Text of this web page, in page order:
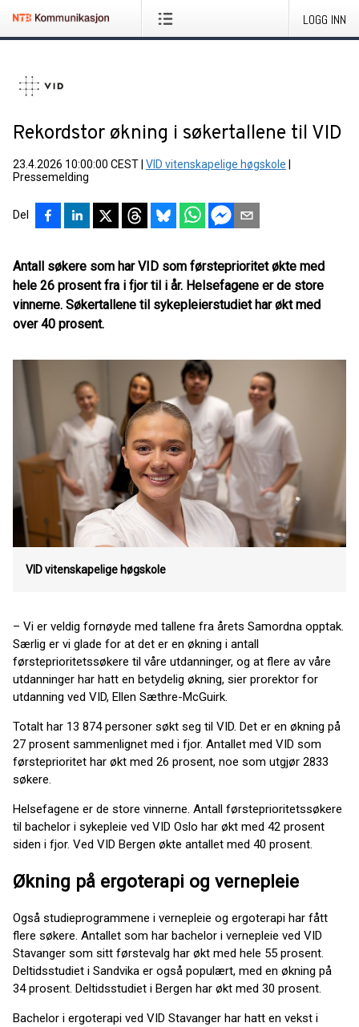
LOGG INN
Rekordstor økning i søkertallene til VID
23.4.2026 10:00:00 CEST VID vitenskapelige høgskole
Pressemelding
Del
Antall søkere som har VID som førsteprioritet økte med
hele 26 prosent fra i fjor til i år. Helsefagene er de store
vinnerne. Søkertallene til sykepleierstudiet har økt med
over 40 prosent.
VID vitenskapelige høgskole
– Vi er veldig fornøyde med tallene fra årets Samordna opptak.
Særlig er vi glade for at det er en økning i antall
førsteprioritetssøkere til våre utdanninger, og at flere av våre
utdanninger har hatt en betydelig økning, sier prorektor for
utdanning ved VID, Ellen Sæthre-McGuirk.
Totalt har 13 874 personer søkt seg til VID. Det er en økning på
27 prosent sammenlignet med i fjor. Antallet med VID som
førsteprioritet har økt med 26 prosent, noe som utgjør 2833
søkere.
Helsefagene er de store vinnerne. Antall førsteprioritetssøkere
til bachelor i sykepleie ved VID Oslo har økt med 42 prosent
siden i fjor. Ved VID Bergen økte antallet med 40 prosent.
Økning på ergoterapi og vernepleie
Også studieprogrammene i vernepleie og ergoterapi har fått
flere søkere. Antallet som har bachelor i vernepleie ved VID
Stavanger som sitt førstevalg har økt med hele 55 prosent.
Deltidsstudiet i Sandvika er også populært, med en økning på
34 prosent. Deltidsstudiet i Bergen har økt med 30 prosent.
Bachelor i ergoterapi ved VID Stavanger har hatt en vekst i